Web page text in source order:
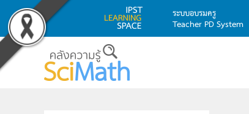
Skip to main content
ระบบอบรมครู
Teacher PD System